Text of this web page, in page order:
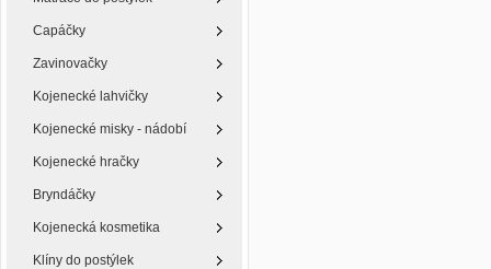
Capáčky
Zavinovačky
Kojenecké lahvičky
Kojenecké misky - nádobí
Kojenecké hračky
Bryndáčky
Kojenecká kosmetika
Klíny do postýlek